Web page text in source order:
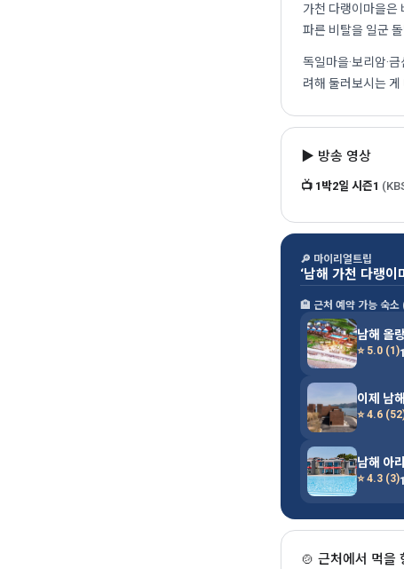
가천 다랭이마을은
파른 비탈을 일군
독일마을·보리암·
려해 둘러보시는 게
▶ 방송 영상
📺 1박2일 시즌1
🔎 마이리얼트립
‘남해 가천 다랭이
🏨 근처 예약 가능 숙
남해 올
⭐ 5.0 (1)
이제 남해
⭐ 4.6
남해 아
⭐ 4.3 (3)
🍲 근처에서 먹을